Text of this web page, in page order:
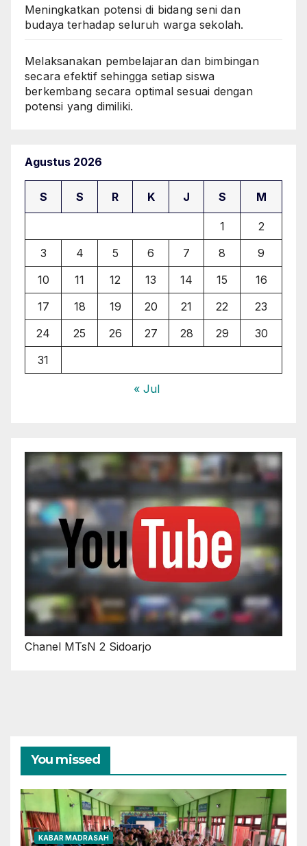
Meningkatkan potensi di bidang seni dan
budaya terhadap seluruh warga sekolah.
Melaksanakan pembelajaran dan bimbingan
secara efektif sehingga setiap siswa
berkembang secara optimal sesuai dengan
potensi yang dimiliki.
Agustus 2026
S S R K J S M
1
2
3
4 5 6 7 8
9
10
11 12 13 14 15
16
17
18 19 20 21 22
23
24
25 26 27 28 29
30
31
« Jul
Chanel MTsN 2 Sidoarjo
You missed
KABAR MADRASAH